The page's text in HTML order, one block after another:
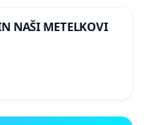
NAŠI METELKOVI